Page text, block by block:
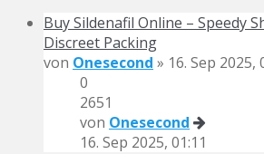
Buy Sildenafil Online – Speedy
Discreet Packing
von Onesecond » 16. Sep 2025,
0
2651
von Onesecond
16. Sep 2025, 01:11